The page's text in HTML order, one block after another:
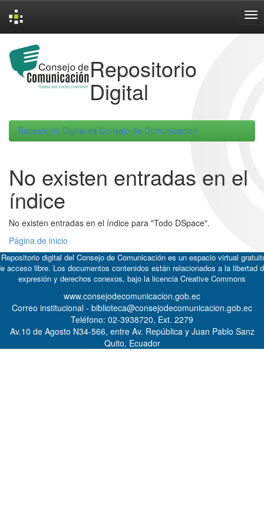
navigation
Repositorio
Digital
Repositorio Digital de Consejo de Comunicacion
No existen entradas en el
índice
No existen entradas en el índice para "Todo DSpace".
Página de inicio
digital del Consejo de Comunicación es un espacio virtual
acceso libre. Los documentos contenidos están relacionados a la libertad
expresión y derechos conexos, bajo la licencia Creative Commons
www.consejodecomunicacion.gob.ec
Correo institucional - biblioteca@consejodecomunicacion.gob.ec
Teléfono: 02-3938720, Ext. 2279
Av.10 de Agosto N34-566, entre Av. República y Juan Pablo Sanz
Quito, Ecuador